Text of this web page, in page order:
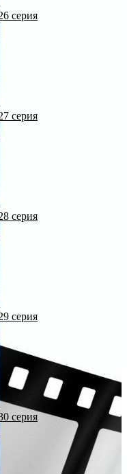
серия
серия
серия
серия
серия